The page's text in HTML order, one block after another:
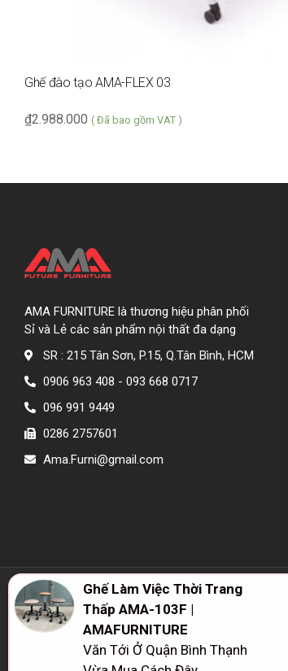
Ghế đào tạo AMA-FLEX 03
2.988.000
₫ ( Đã bao gồm VAT )
AMA FURNITURE là thương hiệu phân phối
Sỉ và Lẻ các sản phẩm nội thất đa dạng
SR : 215 Tân Sơn, P.15, Q.Tân Bình, HCM
0906 963 408 - 093 668 0717
096 991 9449
0286 2757601
Ama.Furni@gmail.com
CÔNG TY TNHH
Ghế Làm Việc Thời Trang
Thấp AMA-103F |
AMAFURNITURE
Văn Tới Ở Quận Bình Thạnh